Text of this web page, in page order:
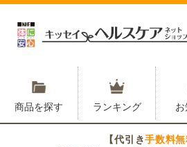
商品を探す ランキング
【代引き手数料